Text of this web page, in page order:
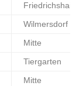
Friedrichshain
Wilmersdorf
Mitte
Tiergarten
Mitte